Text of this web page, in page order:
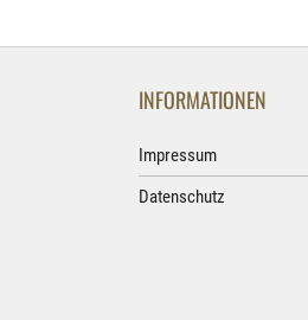
INFORMATIONEN
Impressum
Datenschutz